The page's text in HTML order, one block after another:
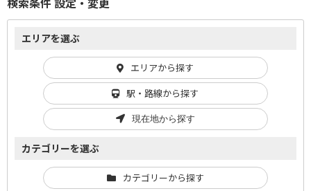
エリアを選ぶ
エリアから探す
駅・路線から探す
現在地から探す
カテゴリーを選ぶ
カテゴリーから探す